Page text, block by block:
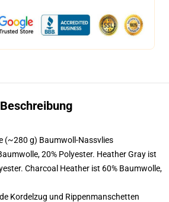
Beschreibung
(~280 g) Baumwoll-Nassvlies
20% Polyester. Heather Gray ist
Charcoal Heather ist 60% Baumwolle,
Kordelzug und Rippenmanschetten